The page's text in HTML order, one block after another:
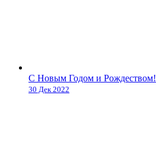
С Новым Годом и Рождеством!
30 Дек 2022